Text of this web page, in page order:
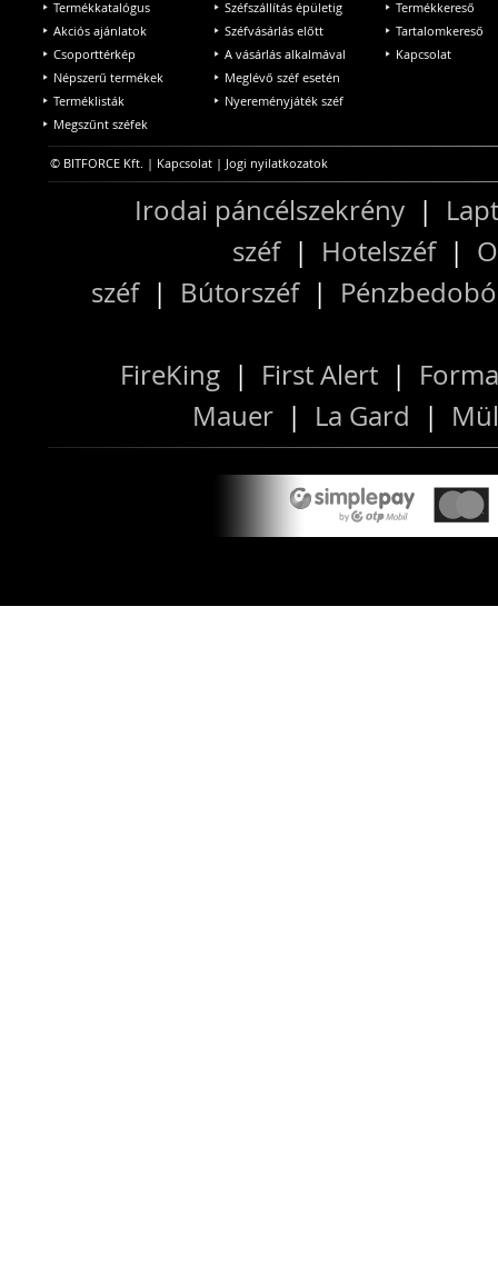
Termékkatalógus
Akciós ajánlatok
Csoporttérkép
Népszerű termékek
Terméklisták
Megszűnt széfek
Széfszállítás épületig
Széfvásárlás előtt
A vásárlás alkalmával
Meglévő széf esetén
Nyereményjáték széf
Termékkereső
Tartalomkereső
Kapcsolat
© BITFORCE Kft. | Kapcsolat | Jogi nyilatkozatok
Irodai páncélszekrény |
széf| Hotelszéf|
széf| Bútorszéf|
FireKing | First Alert |
Mauer | La Gard |